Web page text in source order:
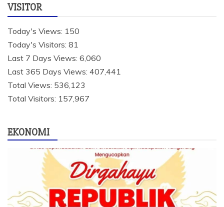
VISITOR
Today's Views: 150
Today's Visitors: 81
Last 7 Days Views: 6,060
Last 365 Days Views: 407,441
Total Views: 536,123
Total Visitors: 157,967
EKONOMI